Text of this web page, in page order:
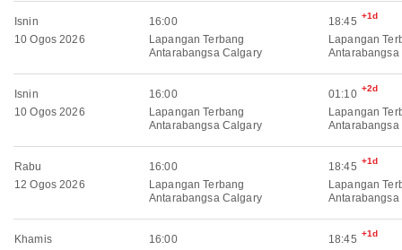
Isnin
10 Ogos 2026
16:00
Lapangan Terbang
Antarabangsa Calgary
18:45 +1d
Lapangan
Antarabangsa
Isnin
10 Ogos 2026
16:00
Lapangan Terbang
Antarabangsa Calgary
01:10 +2d
Lapangan
Antarabangsa
Rabu
12 Ogos 2026
16:00
Lapangan Terbang
Antarabangsa Calgary
18:45 +1d
Lapangan
Antarabangsa
Khamis
16:00
18:45 +1d